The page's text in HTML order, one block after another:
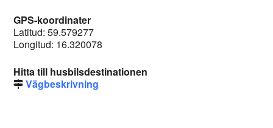
GPS-koordinater
Latitud: 59.579277
Longitud: 16.320078
Hitta till husbilsdestinationen
Vägbeskrivning